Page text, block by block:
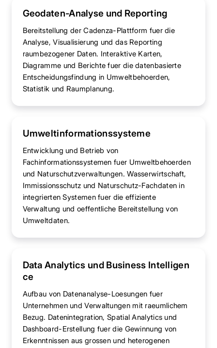
Geodaten-Analyse und Reporting
Bereitstellung der Cadenza-Plattform fuer die
Analyse, Visualisierung und das Reporting
raumbezogener Daten. Interaktive Karten,
Diagramme und Berichte fuer die datenbasierte
Entscheidungsfindung in Umweltbehoerden,
Statistik und Raumplanung.
Umweltinformationssysteme
Entwicklung und Betrieb von
Fachinformationssystemen fuer Umweltbehoerden
und Naturschutzverwaltungen. Wasserwirtschaft,
Immissionsschutz und Naturschutz-Fachdaten in
integrierten Systemen fuer die effiziente
Verwaltung und oeffentliche Bereitstellung von
Umweltdaten.
Data Analytics und Business Intelligen
ce
Aufbau von Datenanalyse-Loesungen fuer
Unternehmen und Verwaltungen mit raeumlichem
Bezug. Datenintegration, Spatial Analytics und
Dashboard-Erstellung fuer die Gewinnung von
Erkenntnissen aus grossen und heterogenen